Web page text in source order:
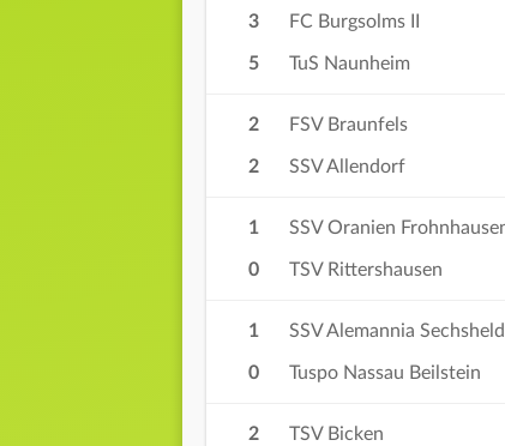
3
5
FC Burgsolms II
TuS Naunheim
2
2
FSV Braunfels
SSV Allendorf
1
0
SSV Oranien
TSV Rittershausen
1
0
SSV Alemannia
Tuspo Nassau Beilstein
2 TSV Bicken